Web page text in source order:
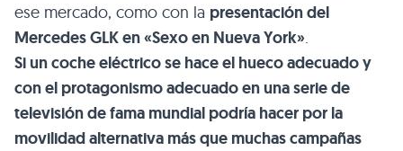
ese mercado, como con la presentación del
Mercedes GLK en «Sexo en Nueva York»
Si un coche eléctrico se hace el hueco adecuado y
con el protagonismo adecuado en una serie de
televisión de fama mundial podría hacer por la
movilidad alternativa más que muchas campañas